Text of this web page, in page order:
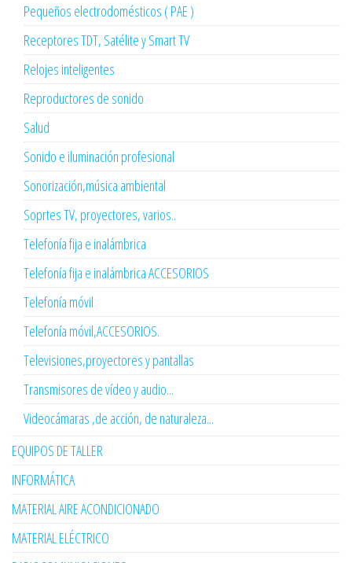
Pequeños electrodomésticos ( PAE )
Receptores TDT, Satélite y Smart TV
Relojes inteligentes
Reproductores de sonido
Salud
Sonido e iluminación profesional
Sonorización,música ambiental
Soprtes TV, proyectores, varios..
Telefonía fija e inalámbrica
Telefonía fija e inalámbrica ACCESORIOS
Telefonía móvil
Telefonía móvil,ACCESORIOS.
Televisiones,proyectores y pantallas
Transmisores de vídeo y audio...
Videocámaras ,de acción, de naturaleza...
EQUIPOS DE TALLER
INFORMÁTICA
MATERIAL AIRE ACONDICIONADO
MATERIAL ELÉCTRICO